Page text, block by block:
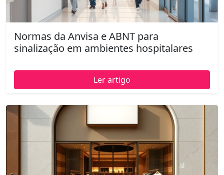
Normas da Anvisa e ABNT para
sinalização em ambientes hospitalares
Ler artigo